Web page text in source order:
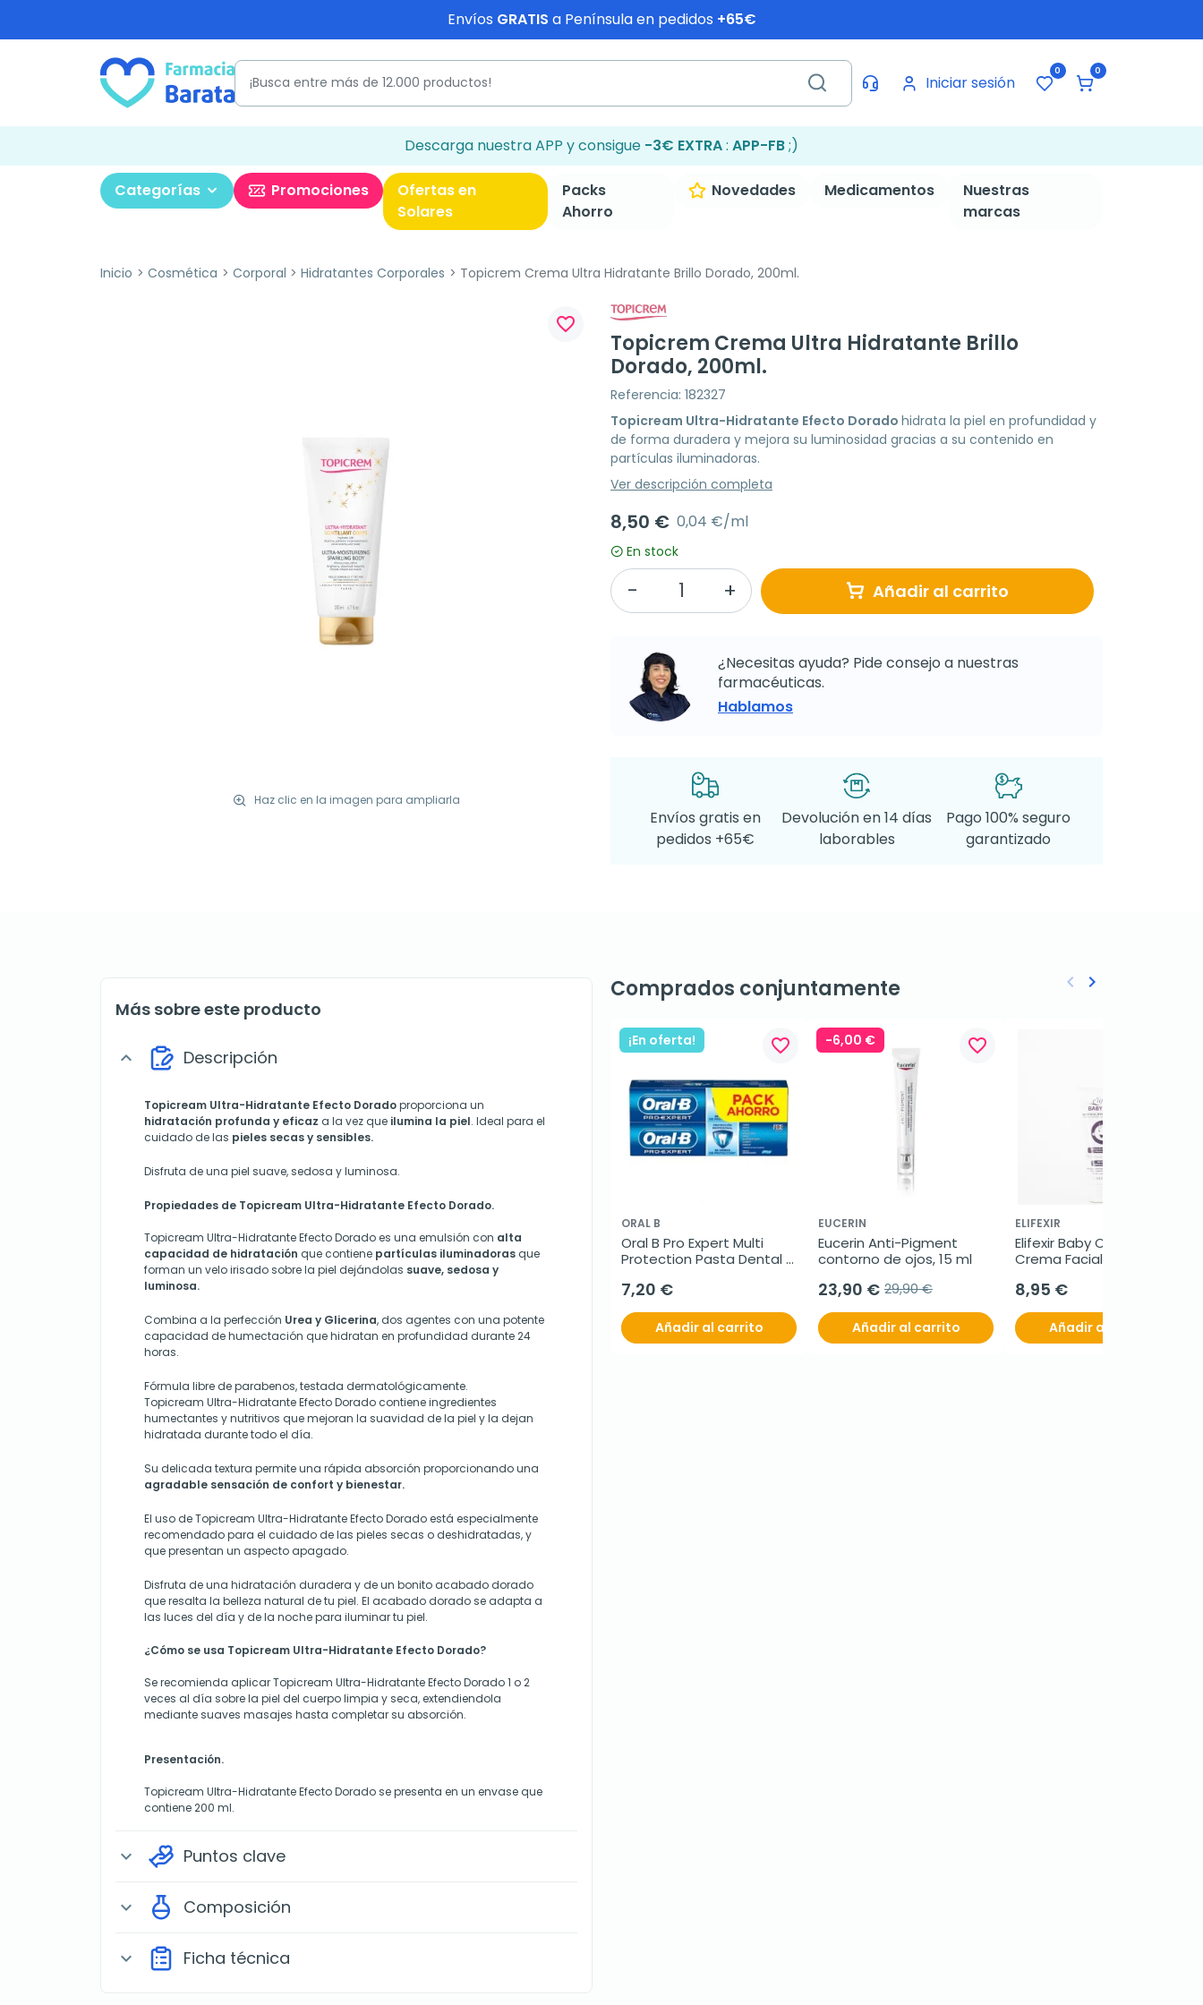
Envíos GRATIS a Península en pedidos +65€
Iniciar sesión
0 0
Descarga nuestra APP y consigue -3€ EXTRA: APP-FB;)
Categorías Promociones
Ofertas en
Solares
Packs
Ahorro
Novedades Medicamentos
Nuestras
marcas
Inicio Cosmética Corporal Hidratantes Corporales Topicrem Crema Ultra Hidratante Brillo Dorado, 200ml.
Haz clic en la imagen para ampliarla
favorite_border
Topicrem Crema Ultra Hidratante Brillo
Dorado, 200ml.
Referencia: 182327
Topicream Ultra-Hidratante Efecto Dorado hidrata la piel en profundidad y
de forma duradera y mejora su luminosidad gracias a su contenido en
partículas iluminadoras.
Ver descripción completa
8,50 € 0,04 €/ml
En stock
Añadir al carrito
¿Necesitas ayuda? Pide consejo a nuestras
farmacéuticas.
Hablamos
Envíos gratis en
pedidos +65€
Devolución en 14 días
laborables
Pago 100% seguro
garantizado
Más sobre este producto
expand_more Descripción
Topicream Ultra-Hidratante Efecto Doradoproporciona un
hidratación profunda y eficaz a la vez que ilumina la piel. Ideal para el
cuidado de las pieles secas y sensibles.
Disfruta de una piel suave, sedosa y luminosa.
Propiedades de Topicream Ultra-Hidratante Efecto Dorado.
Topicream Ultra-Hidratante Efecto Dorado es una emulsión con alta
capacidad de hidratación que contiene partículas iluminadoras que
forman un velo irisado sobre la piel dejándolas suave, sedosa y
luminosa.
Combina a la perfección Urea y Glicerina, dos agentes con una potente
capacidad de humectación que hidratan en profundidad durante 24
horas.
Fórmula libre de parabenos, testada dermatológicamente.
Topicream Ultra-Hidratante Efecto Dorado contiene ingredientes
humectantes y nutritivos que mejoran la suavidad de la piel y la dejan
hidratada durante todo el día.
Su delicada textura permite una rápida absorción proporcionando una
agradable sensación de confort y bienestar.
El uso de Topicream Ultra-Hidratante Efecto Dorado está especialmente
recomendado para el cuidado de las pieles secas o deshidratadas, y
que presentan un aspecto apagado.
Disfruta de una hidratación duradera y de un bonito acabado dorado
que resalta la belleza natural de tu piel. El acabado dorado se adapta a
las luces del día y de la noche para iluminar tu piel.
¿Cómo se usa Topicream Ultra-Hidratante Efecto Dorado?
Se recomienda aplicar Topicream Ultra-Hidratante Efecto Dorado 1 o 2
veces al día sobre la piel del cuerpo limpia y seca, extendiendola
mediante suaves masajes hasta completar su absorción.
Presentación.
Topicream Ultra-Hidratante Efecto Dorado se presenta en un envase que
contiene 200 ml.
expand_more Puntos clave
expand_more Composición
expand_more Ficha técnica
Comprados conjuntamente
¡En oferta! favorite_border
ORAL B
Oral B Pro Expert Multi
Protection Pasta Dental
7,20 €
Añadir al carrito
-6,00 € favorite_border
EUCERIN
Eucerin Anti-Pigment
contorno de ojos, 15 ml
23,90 € 29,90 €
Añadir al carrito
ELIFEXIR
Elifexir Baby Care Eco
Crema Facial, 50ml.
8,95 €
Añadir al carrito
Anterior
keyboard_arrow_left Siguiente
keyboard_arrow_right